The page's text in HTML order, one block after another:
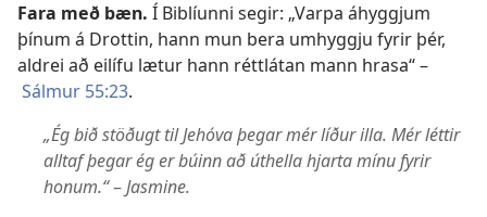
Fara með bæn. Í Biblíunni segir: „Varpa áhyggjum
þínum á Drottin, hann mun bera umhyggju fyrir þér,
aldrei að eilífu lætur hann réttlátan mann hrasa“ –
Sálmur 55:23.
„Ég bið stöðugt til Jehóva þegar mér líður illa. Mér léttir
alltaf þegar ég er búinn að úthella hjarta mínu fyrir
honum.“–Jasmine.